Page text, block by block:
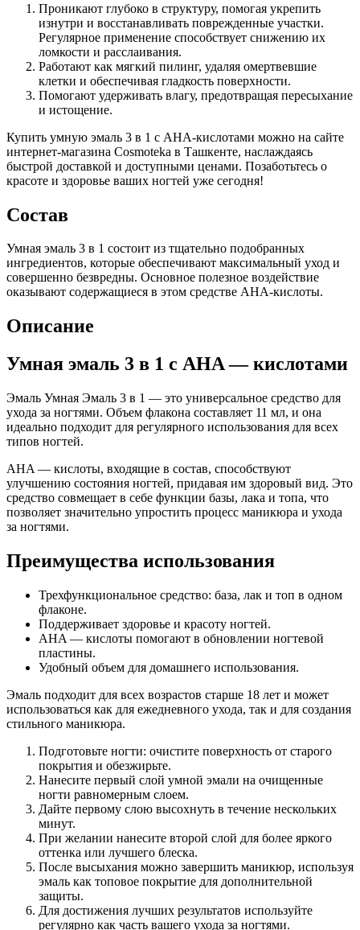
Проникают глубоко в структуру, помогая укрепить
изнутри и восстанавливать поврежденные участки.
Регулярное применение способствует снижению их
ломкости и расслаивания.
Работают как мягкий пилинг, удаляя омертвевшие
клетки и обеспечивая гладкость поверхности.
Помогают удерживать влагу, предотвращая пересыхание
и истощение.
Купить умную эмаль 3 в 1 с AHA-кислотами можно на сайте
интернет-магазина Cosmoteka в Ташкенте, наслаждаясь
быстрой доставкой и доступными ценами. Позаботьтесь о
красоте и здоровье ваших ногтей уже сегодня!
Состав
Умная эмаль 3 в 1 состоит из тщательно подобранных
ингредиентов, которые обеспечивают максимальный уход и
совершенно безвредны. Основное полезное воздействие
оказывают содержащиеся в этом средстве AHA-кислоты.
Описание
Умная эмаль 3 в 1 с AHA — кислотами
Эмаль Умная Эмаль 3 в 1 — это универсальное средство для
ухода за ногтями. Объем флакона составляет 11 мл, и она
идеально подходит для регулярного использования для всех
типов ногтей.
AHA — кислоты, входящие в состав, способствуют
улучшению состояния ногтей, придавая им здоровый вид. Это
средство совмещает в себе функции базы, лака и топа, что
позволяет значительно упростить процесс маникюра и ухода
за ногтями.
Преимущества использования
Трехфункциональное средство: база, лак и топ в одном
флаконе.
Поддерживает здоровье и красоту ногтей.
AHA — кислоты помогают в обновлении ногтевой
пластины.
Удобный объем для домашнего использования.
Эмаль подходит для всех возрастов старше 18 лет и может
использоваться как для ежедневного ухода, так и для создания
стильного маникюра.
Подготовьте ногти: очистите поверхность от старого
покрытия и обезжирьте.
Нанесите первый слой умной эмали на очищенные
ногти равномерным слоем.
Дайте первому слою высохнуть в течение нескольких
минут.
При желании нанесите второй слой для более яркого
оттенка или лучшего блеска.
После высыхания можно завершить маникюр, используя
эмаль как топовое покрытие для дополнительной
защиты.
Для достижения лучших результатов используйте
регулярно как часть вашего ухода за ногтями.